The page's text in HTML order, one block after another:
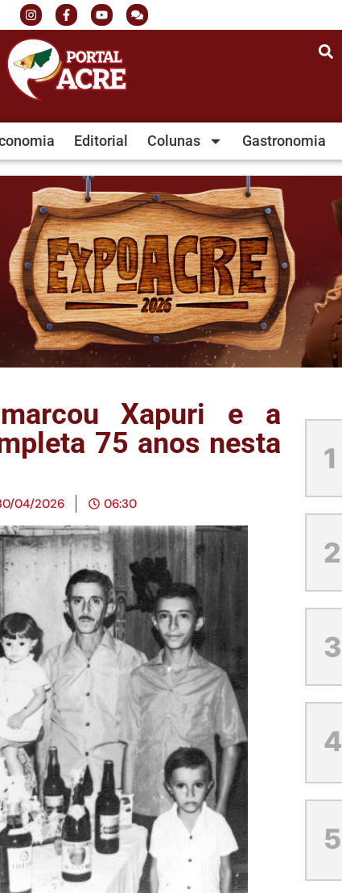
Editorial Colunas Gastronomia
Xapuri e a
75 anos nesta
04/2026 06:30
1
2
3
4
5